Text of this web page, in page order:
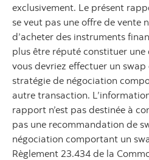
exclusivement. Le présent
se veut pas une offre de vente
d’acheter des instruments
plus être réputé constituer
vous devriez effectuer un
stratégie de négociation
autre transaction.
rapport n’est pas destinée à
pas une recommandation de
négociation comportant un
Règlement 23.434 de la